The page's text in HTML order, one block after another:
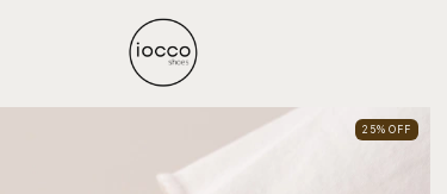
25% OFF